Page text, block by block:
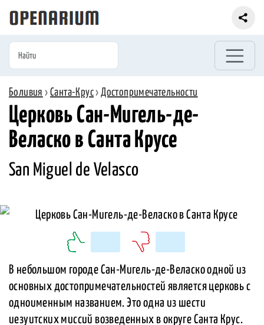
Боливия ›Санта-Крус›Достопримечательности
Церковь Сан-Мигель-де-
Веласко в Санта Крусе
San Miguel de Velasco
В небольшом городе Сан-Мигель-де-Веласко одной из
основных достопримечательностей является церковь с
одноименным названием. Это одна из шести
иезуитских миссий возведенных в округе Санта Крус.